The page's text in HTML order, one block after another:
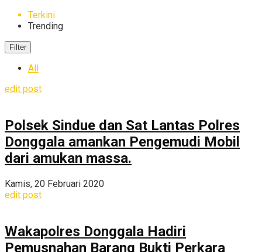
Terkini
Trending
Filter
All
edit post
Polsek Sindue dan Sat Lantas Polres
Donggala amankan Pengemudi Mobil
dari amukan massa.
Kamis, 20 Februari 2020
edit post
Wakapolres Donggala Hadiri
Pemusnahan Barang Bukti Perkara